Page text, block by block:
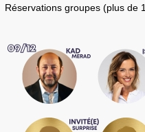
Réservations groupes (plus de